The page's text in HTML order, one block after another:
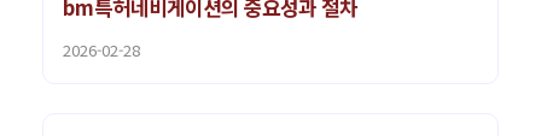
bm특허네비게이션의 중요성과 절차
2026-02-28